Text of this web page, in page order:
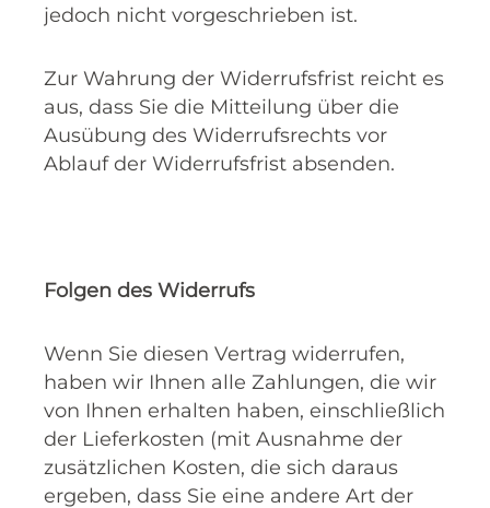
jedoch nicht vorgeschrieben ist.
Zur Wahrung der Widerrufsfrist reicht es
aus, dass Sie die Mitteilung über die
Ausübung des Widerrufsrechts vor
Ablauf der Widerrufsfrist absenden.
Folgen des Widerrufs
Wenn Sie diesen Vertrag widerrufen,
haben wir Ihnen alle Zahlungen, die wir
von Ihnen erhalten haben, einschließlich
der Lieferkosten (mit Ausnahme der
zusätzlichen Kosten, die sich daraus
ergeben, dass Sie eine andere Art der